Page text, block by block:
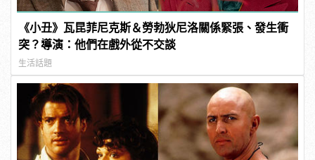
《小丑》瓦昆菲尼克斯＆勞勃狄尼洛關係緊張、發生衝
突？導演：他們在戲外從不交談
生活話題